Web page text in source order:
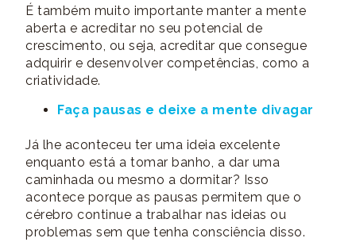
É também muito importante manter a mente
aberta e acreditar no seu potencial de
crescimento, ou seja, acreditar que consegue
adquirir e desenvolver competências, como a
criatividade.
Faça pausas e deixe a mente divagar
Já lhe aconteceu ter uma ideia excelente
enquanto está a tomar banho, a dar uma
caminhada ou mesmo a dormitar? Isso
acontece porque as pausas permitem que o
cérebro continue a trabalhar nas ideias ou
problemas sem que tenha consciência disso.